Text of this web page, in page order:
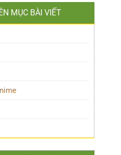
cách
qua
từng
đẹp
chuẩn
MỤC BÀI VIẾT